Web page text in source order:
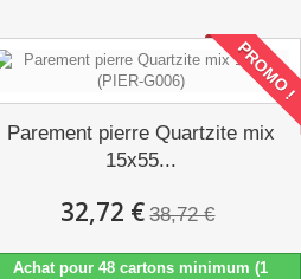
PROMO !
Parement pierre Quartzite mix
15x55...
32,72 € 38,72 €
Achat pour 48 cartons minimum (1